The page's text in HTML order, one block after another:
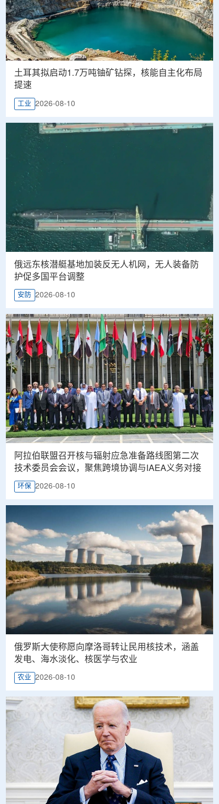
土耳其拟启动1.7万吨铀矿钻探，核能自主化布局
提速
工业 2026-08-10
俄远东核潜艇基地加装反无人机网，无人装备防
护促多国平台调整
安防 2026-08-10
阿拉伯联盟召开核与辐射应急准备路线图第二次
技术委员会会议，聚焦跨境协调与IAEA义务对接
环保 2026-08-10
俄罗斯大使称愿向摩洛哥转让民用核技术，涵盖
发电、海水淡化、核医学与农业
农业 2026-08-10